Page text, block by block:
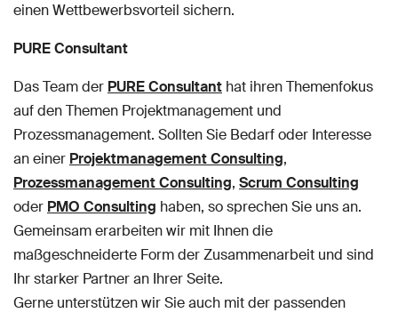
einen Wettbewerbsvorteil sichern.
PURE Consultant
Das Team der PURE Consultant hat ihren Themenfokus
auf den Themen Projektmanagement und
Prozessmanagement. Sollten Sie Bedarf oder Interesse
an einer Projektmanagement Consulting,
Prozessmanagement Consulting, Scrum Consulting
oder PMO Consulting haben, so sprechen Sie uns an.
Gemeinsam erarbeiten wir mit Ihnen die
maßgeschneiderte Form der Zusammenarbeit und sind
Ihr starker Partner an Ihrer Seite.
Gerne unterstützen wir Sie auch mit der passenden